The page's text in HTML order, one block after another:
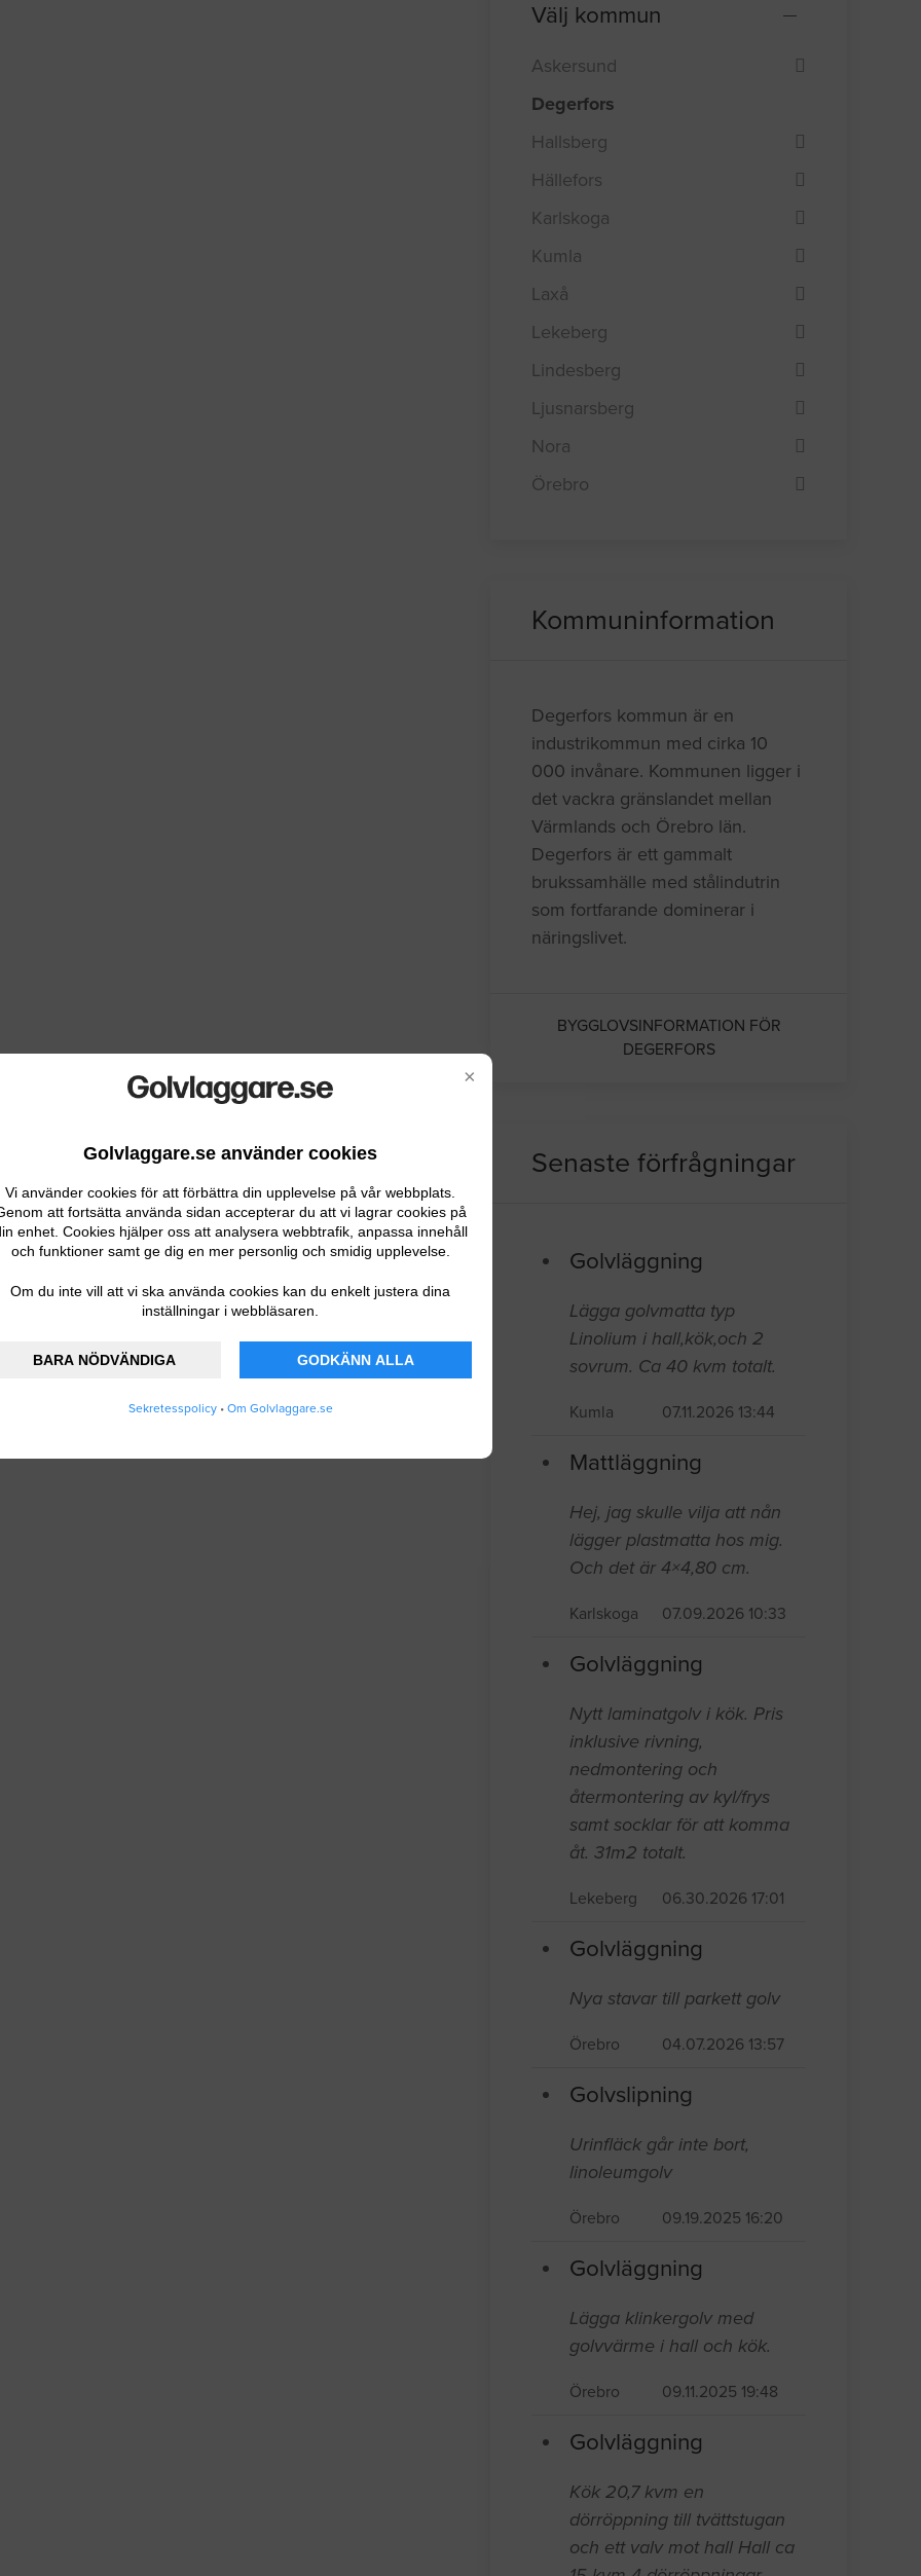
×
Golvlaggare.se använder cookies
Vi använder cookies för att förbättra din upplevelse på vår webbplats.
att fortsätta använda sidan accepterar du att vi lagrar cookies på
enhet. Cookies hjälper oss att analysera webbtrafik, anpassa innehåll
och funktioner samt ge dig en mer personlig och smidig upplevelse.
Om du inte vill att vi ska använda cookies kan du enkelt justera dina
inställningar i webbläsaren.
BARA NÖDVÄNDIGA GODKÄNN ALLA
Sekretesspolicy• Om Golvlaggare.se
Välj kommun
Askersund
Degerfors
Hallsberg
Hällefors
Karlskoga
Kumla
Laxå
Lekeberg
Lindesberg
Ljusnarsberg
Nora
Örebro
Kommuninformation
Degerfors kommun är en
industrikommun med cirka 10
000 invånare. Kommunen ligger i
det vackra gränslandet mellan
Värmlands och Örebro län.
Degerfors är ett gammalt
brukssamhälle med stålindutrin
som fortfarande dominerar i
näringslivet.
BYGGLOVSINFORMATION FÖR
DEGERFORS
Senaste förfrågningar
Golvläggning
Lägga golvmatta typ
Linolium i hall,kök,och 2
sovrum. Ca 40 kvm totalt.
Kumla 07.11.2026 13:44
Mattläggning
Hej, jag skulle vilja att nån
lägger plastmatta hos mig.
Och det är 4×4,80 cm.
Karlskoga 07.09.2026 10:33
Golvläggning
Nytt laminatgolv i kök. Pris
inklusive rivning,
nedmontering och
återmontering av kyl/frys
samt socklar för att komma
åt. 31m2 totalt.
Lekeberg 06.30.2026 17:01
Golvläggning
Nya stavar till parkett golv
Örebro 04.07.2026 13:57
Golvslipning
Urinfläck går inte bort,
linoleumgolv
Örebro 09.19.2025 16:20
Golvläggning
Lägga klinkergolv med
golvvärme i hall och kök.
Örebro 09.11.2025 19:48
Golvläggning
Kök 20,7 kvm en
dörröppning till tvättstugan
och ett valv mot hall Hall ca